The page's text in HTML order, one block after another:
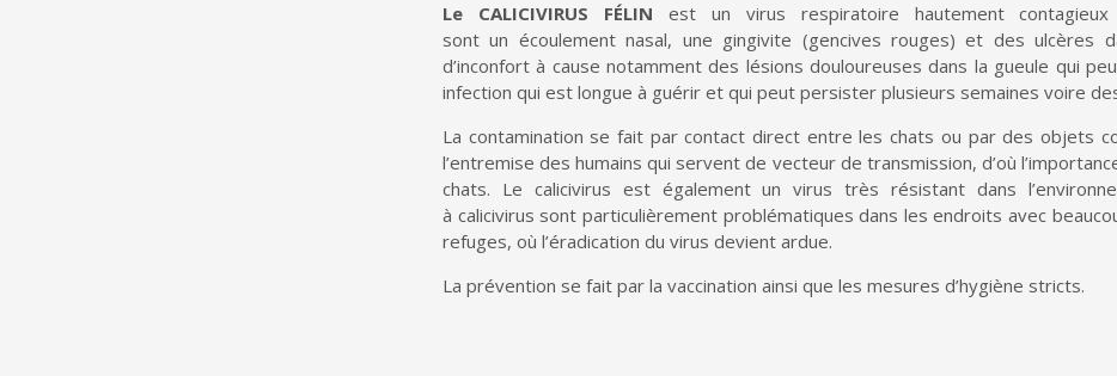
Le CALICIVIRUS FÉLIN est un virus respiratoire hautementcontagieux
sontun écoulement nasal, une gingivite (gencives rouges) et des ulcères
d’inconfort à cause notamment des lésions douloureuses dans la gueule qui
infection qui est longue à guérir et qui peut persister plusieurs semaines voire
La contamination se fait par contact direct entre les chats ou par des objets
l’entremise des humains qui servent de vecteurde transmission, d’où
chats. Le calicivirus est égalementun virus très résistant dans
à calicivirus sont particulièrement problématiques dans les endroits avec
refuges, où l’éradication du virus devient ardue.
La prévention se fait par la vaccination ainsi que les mesures d’hygiène stricts.